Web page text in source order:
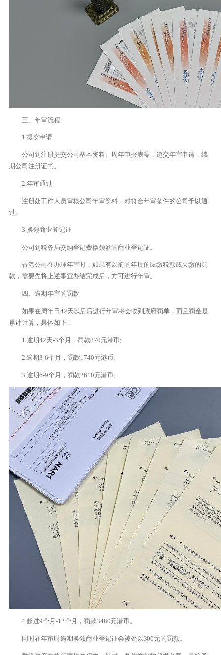
三、年审流程
1.提交申请
公司到注册提交公司基本资料、周年申报表等，递交年审申请，续
期公司注册证书。
2.年审通过
注册处工作人员审核公司年审资料，对符合年审条件的公司予以通
过。
3.换领商业登记证
公司到税务局交纳登记费换领新的商业登记证。
香港公司在办理年审时，如果有以前的年度的应缴税款或欠缴的罚
款，需要先将上述事宜办结完成后，方可进行年审。
四、逾期年审的罚款
如果在周年日42天以后后进行年审将会收到政府罚单，而且罚金是
累计计算，具体如下：
1.逾期42天-3个月，罚款870元港币;
2.逾期3-6个月，罚款1740元港币;
3.逾期6-9个月，罚款2610元港币;
4.超过9个月-12个月，罚款3480元港币。
同时在年审时逾期换领商业登记证会被处以300元的罚款。